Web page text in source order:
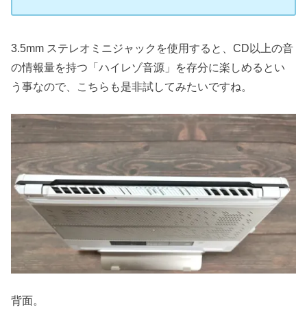
3.5mm ステレオミニジャックを使用すると、CD以上の音
の情報量を持つ「ハイレゾ音源」を存分に楽しめるとい
う事なので、こちらも是非試してみたいですね。
背面。